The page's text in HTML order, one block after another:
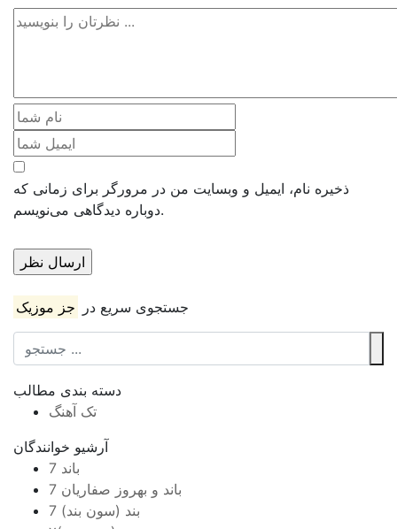
ذخیره نام، ایمیل و وبسایت من در مرورگر برای زمانی که
دوباره دیدگاهی می‌نویسم.
جستجوی سریع در جز موزیک
دسته بندی مطالب
تک آهنگ
آرشیو خوانندگان
7 باند
7 باند و بهروز صفاریان
7 بند (سون بند)